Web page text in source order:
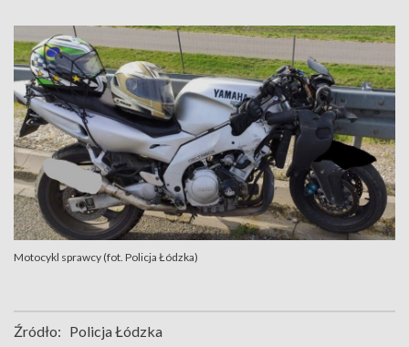
Motocykl sprawcy (fot. Policja Łódzka)
Źródło: Policja Łódzka